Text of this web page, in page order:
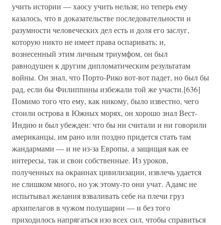
учить истории — хаосу учить нельзя; но теперь ему
казалось, что в доказательстве последовательности и
разумности человеческих дел есть и доля его заслуг,
которую никто не имеет права оспаривать; и,
вознесенный этим личным триумфом, он был
равнодушен к другим дипломатическим результатам
войны. Он знал, что Порто-Рико вот-вот падет, но был бы
рад, если бы Филиппины избежали той же участи.[636]
Помимо того что ему, как никому, было известно, чего
стоили острова в Южных морях, он хорошо знал Вест-
Индию и был убежден: что бы ни считали и ни говорили
американцы, им рано или поздно придется стать там
жандармами — и не из-за Европы, а защищая как ее
интересы, так и свои собственные. Из уроков,
полученных на окраинах цивилизации, извлечь удается
не слишком много, но уж этому-то они учат. Адамс не
испытывал желания взваливать себе на плечи груз
архипелагов в чужом полушарии — и без того
приходилось напрягаться изо всех сил, чтобы справиться